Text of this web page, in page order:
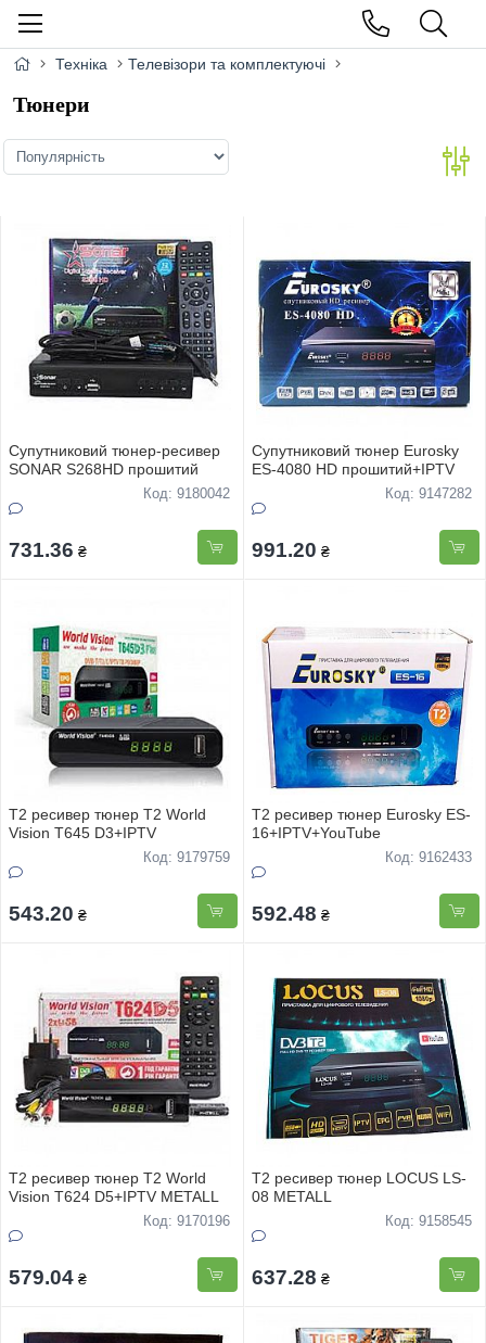
Техніка Телевізори та комплектуючі
Тюнери
Супутниковий тюнер-ресивер
SONAR S268HD прошитий
Код: 9180042
731.36 ₴
Супутниковий тюнер Eurosky
ES-4080 HD прошитий+IPTV
Код: 9147282
991.20 ₴
Т2 ресивер тюнер Т2 World
Vision T645 D3+IPTV
Код: 9179759
543.20 ₴
Т2 ресивер тюнер Eurosky ES-
16+IPTV+YouTube
Код: 9162433
592.48 ₴
Т2 ресивер тюнер Т2 World
Vision T624 D5+IPTV METALL
Код: 9170196
579.04 ₴
Т2 ресивер тюнер LOCUS LS-
08 METALL
Код: 9158545
637.28 ₴